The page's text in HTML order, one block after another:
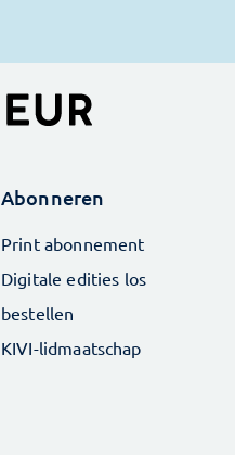
Abonneren
Print abonnement
Digitale edities los
bestellen
KIVI-lidmaatschap